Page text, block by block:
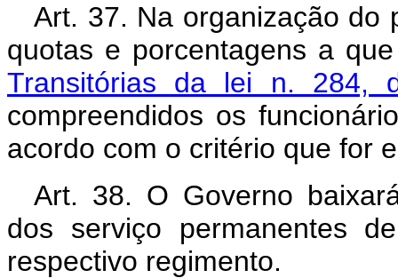
Art. 37. Na organização do
quotas e porcentagens a
Transitórias da lei n. 284,
compreendidos os
acordo com o critério que for
Art. 38. O Governo
dos serviço permanentes
respectivo regimento.